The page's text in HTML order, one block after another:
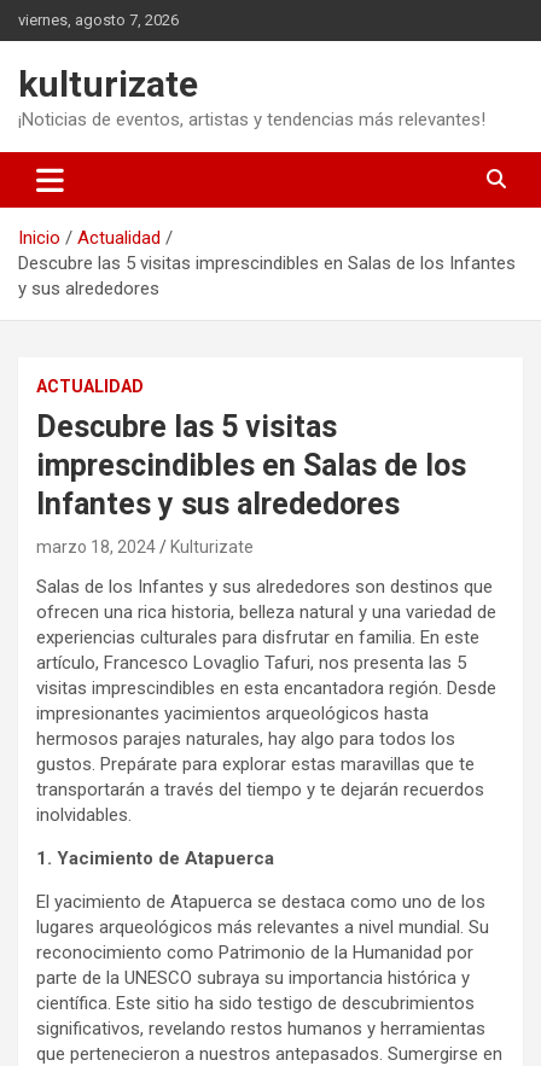
Saltar
al
viernes, agosto 7, 2026
kulturizate
¡Noticias de eventos, artistas y tendencias más relevantes!
Inicio
Actualidad
Descubre las 5 visitas imprescindibles en Salas de los Infantes
y sus alrededores
ACTUALIDAD
Descubre las 5 visitas
imprescindibles en Salas de los
Infantes y sus alrededores
marzo 18, 2024 Kulturizate
Salas de los Infantes y sus alrededores son destinos que
ofrecen una rica historia, belleza natural y una variedad de
experiencias culturales para disfrutar en familia. En este
artículo, Francesco Lovaglio Tafuri, nos presenta las 5
visitas imprescindibles en esta encantadora región. Desde
impresionantes yacimientos arqueológicos hasta
hermosos parajes naturales, hay algo para todos los
gustos. Prepárate para explorar estas maravillas que te
transportarán a través del tiempo y te dejarán recuerdos
inolvidables.
1. Yacimiento de Atapuerca
El yacimiento de Atapuerca se destaca como uno de los
lugares arqueológicos más relevantes a nivel mundial. Su
reconocimiento como Patrimonio de la Humanidad por
parte de la UNESCO subraya su importancia histórica y
científica. Este sitio ha sido testigo de descubrimientos
significativos, revelando restos humanos y herramientas
que pertenecieron a nuestros antepasados. Sumergirse en